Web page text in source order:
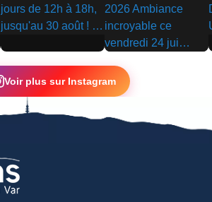
▶
▶
Voir plus sur Instagram